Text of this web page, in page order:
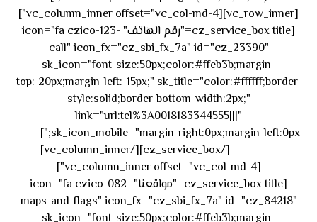
[vc_row_inner][vc_column_inner offset="vc_col-md-4"]
[cz_service_box title="رقم الهاتف" icon="fa czico-123-
call" icon_fx="cz_sbi_fx_7a" id="cz_23390"
sk_icon="font-size:50px;color:#ffeb3b;margin-
top:-20px;margin-left:-15px;" sk_title="color:#ffffff;border-
style:solid;border-bottom-width:2px;"
link="url:tel%3A0018183344555|||"
sk_icon_mobile="margin-right:0px;margin-left:0px;"]
[/cz_service_box][/vc_column_inner]
[vc_column_inner offset="vc_col-md-4"]
[cz_service_box title="مواقعنا" icon="fa czico-082-
maps-and-flags" icon_fx="cz_sbi_fx_7a" id="cz_84218"